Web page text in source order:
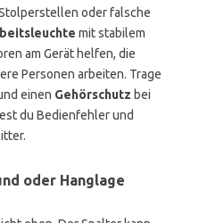
oder falsche
mit stabilem
am Gerät helfen, die
Personen arbeiten. Trage
einen Gehörschutz bei
du Bedienfehler und
oder Hanglage